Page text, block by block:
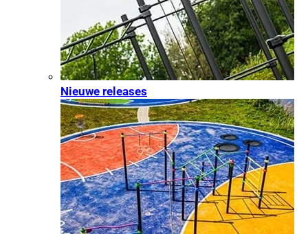
Nieuwe releases